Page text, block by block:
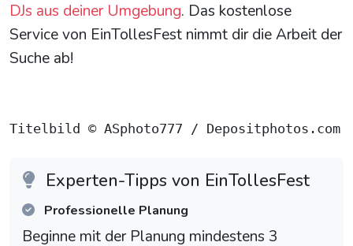
DJs aus deiner Umgebung. Das kostenlose
Service von EinTollesFest nimmt dir die Arbeit der
Suche ab!
Titelbild © ASphoto777 / Depositphotos.com
Experten-Tipps von EinTollesFest
Professionelle Planung
Beginne mit der Planung mindestens 3